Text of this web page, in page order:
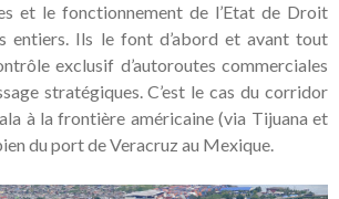
et le fonctionnement de l’Etat de Droit
entiers. Ils le font d’abord et avant tout
exclusif d’autoroutes commerciales
stratégiques. C’est le cas du corridor
à la frontière américaine (via Tijuana et
du port de Veracruz au Mexique.